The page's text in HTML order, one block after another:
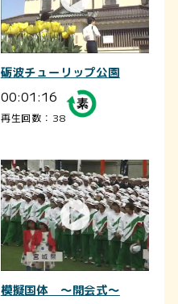
砺波チューリップ公園
00:01:16
再生回数：38
模擬国体 ～開会式～